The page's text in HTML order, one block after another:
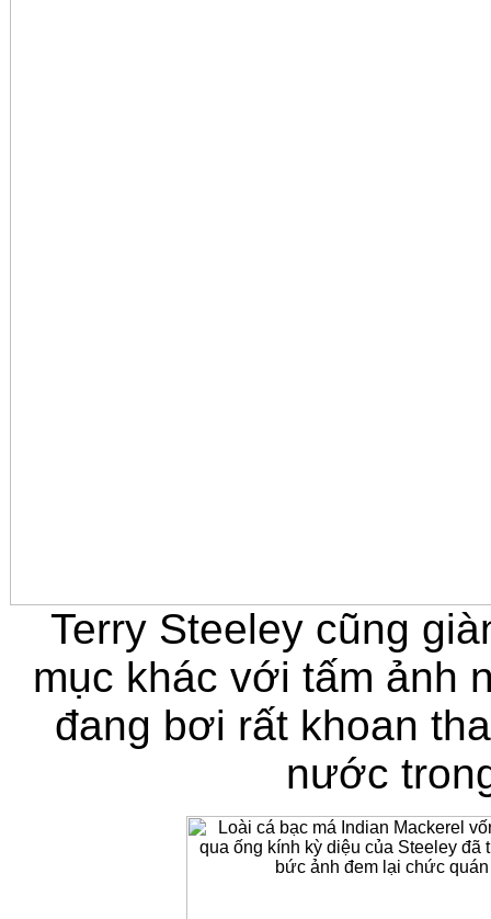
Terry Steeley cũng
mục khác với tấm ảnh
đang bơi rất khoan
nước